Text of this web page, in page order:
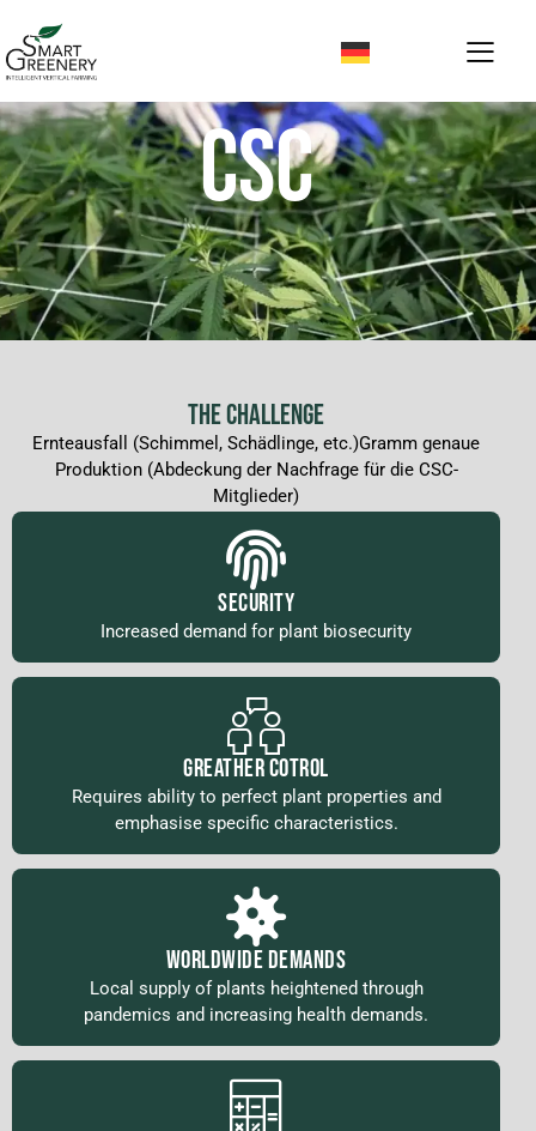
CSC
THE CHALLENGE
Ernteausfall (Schimmel, Schädlinge, etc.)Gramm genaue
Produktion (Abdeckung der Nachfrage für die CSC-
Mitglieder)
SECURITY
Increased demand for plant biosecurity
GREATHER COTROL
Requires ability to perfect plant properties and
emphasise specific characteristics.
WORLDWIDE DEMANDS
Local supply of plants heightened through
pandemics and increasing health demands.